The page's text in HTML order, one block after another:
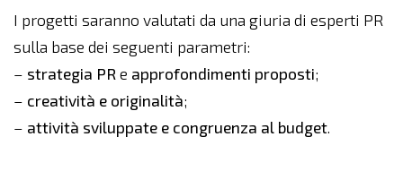
I progetti saranno valutati da una giuria di esperti PR
sulla base dei seguenti parametri:
– strategia PRe approfondimenti proposti;
– creatività e originalità;
– attività sviluppate e congruenza al budget.